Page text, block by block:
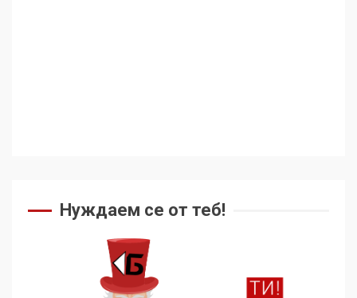
Нуждаем се от теб!